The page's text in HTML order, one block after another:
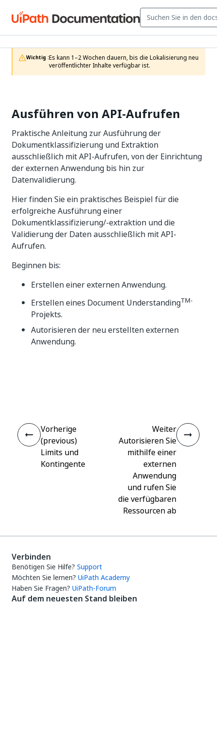
Wichtig :Es kann 1–2 Wochen dauern, bis die Lokalisierung neu
veröffentlichter Inhalte verfügbar ist.
Ausführen von API-Aufrufen
Praktische Anleitung zur Ausführung der
Dokumentklassifizierung und Extraktion
ausschließlich mit API-Aufrufen, von der Einrichtung
der externen Anwendung bis hin zur
Datenvalidierung.
Hier finden Sie ein praktisches Beispiel für die
erfolgreiche Ausführung einer
Dokumentklassifizierung/-extraktion und die
Validierung der Daten ausschließlich mit API-
Aufrufen.
Beginnen bis:
Erstellen einer externen Anwendung.
Erstellen eines Document UnderstandingTM-
Projekts.
Autorisieren der neu erstellten externen
Anwendung.
Vorherige
(previous)
Limits und
Kontingente
Weiter
Autorisieren Sie
mithilfe einer
externen
Anwendung
und rufen Sie
die verfügbaren
Ressourcen ab
Verbinden
Benötigen Sie Hilfe? Support
Möchten Sie lernen? UiPath Academy
Haben Sie Fragen? UiPath-Forum
Auf dem neuesten Stand bleiben